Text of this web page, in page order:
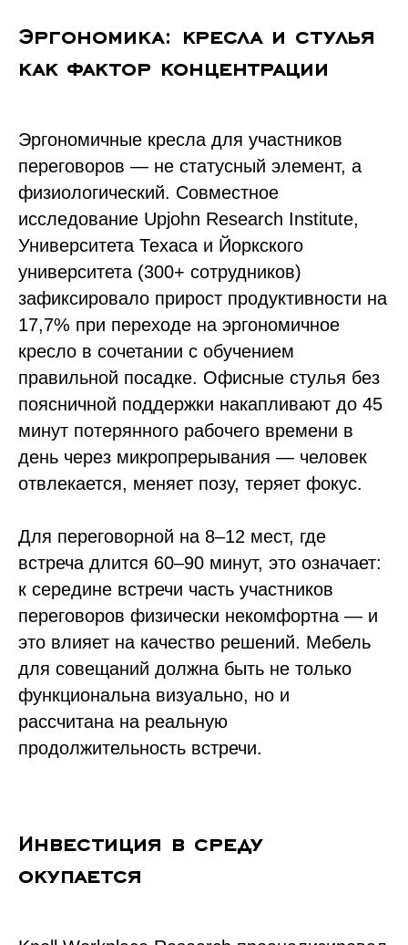
Эргономика: кресла и стулья
как фактор концентрации
Эргономичные кресла для участников
переговоров — не статусный элемент, а
физиологический. Совместное
исследование Upjohn Research Institute,
Университета Техаса и Йоркского
университета (300+ сотрудников)
зафиксировало прирост продуктивности на
17,7% при переходе на эргономичное
кресло в сочетании с обучением
правильной посадке. Офисные стулья без
поясничной поддержки накапливают до 45
минут потерянного рабочего времени в
день через микропрерывания — человек
отвлекается, меняет позу, теряет фокус.
Для переговорной на 8–12 мест, где
встреча длится 60–90 минут, это означает:
к середине встречи часть участников
переговоров физически некомфортна — и
это влияет на качество решений. Мебель
для совещаний должна быть не только
функциональна визуально, но и
рассчитана на реальную
продолжительность встречи.
Инвестиция в среду
окупается